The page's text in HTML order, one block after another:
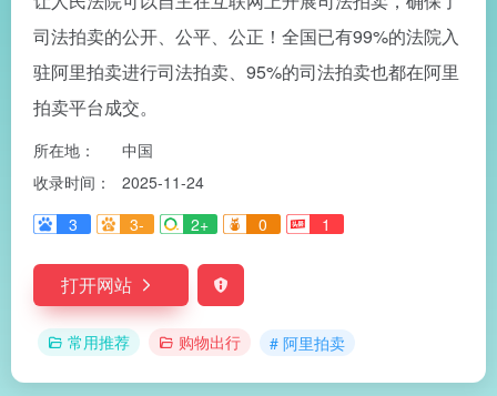
司法拍卖的公开、公平、公正！全国已有99%的法院入
驻阿里拍卖进行司法拍卖、95%的司法拍卖也都在阿里
拍卖平台成交。
所在地：
中国
收录时间：
2025-11-24
3
3- 2+ 0 1
打开网站
常用推荐 购物出行 # 阿里拍卖